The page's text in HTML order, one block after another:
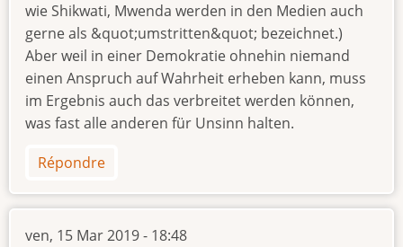
wie Shikwati, Mwenda werden in den Medien auch
gerne als &quot;umstritten&quot; bezeichnet.)
Aber weil in einer Demokratie ohnehin niemand
einen Anspruch auf Wahrheit erheben kann, muss
im Ergebnis auch das verbreitet werden können,
was fast alle anderen für Unsinn halten.
Répondre
ven, 15 Mar 2019 - 18:48